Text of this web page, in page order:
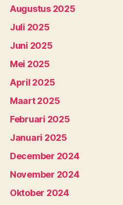
Augustus 2025
Juli 2025
Juni 2025
Mei 2025
April 2025
Maart 2025
Februari 2025
Januari 2025
December 2024
November 2024
Oktober 2024